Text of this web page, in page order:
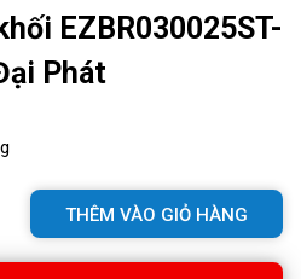
EZBR030025ST-
Phát
THÊM VÀO GIỎ HÀNG